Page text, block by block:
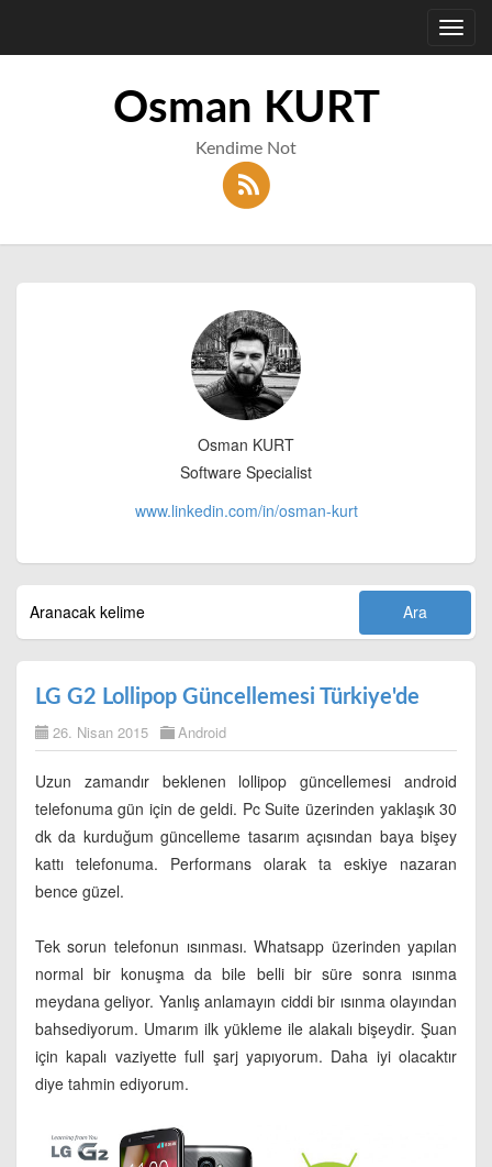
Osman KURT
Kendime Not
Osman KURT
Software Specialist
www.linkedin.com/in/osman-kurt
LG G2 Lollipop Güncellemesi Türkiye'de
26. Nisan 2015 Android
Uzun zamandır beklenen lollipop güncellemesi android
telefonuma gün için de geldi. Pc Suite üzerinden yaklaşık 30
dk da kurduğum güncelleme tasarım açısından baya bişey
kattı telefonuma. Performans olarak ta eskiye nazaran
bence güzel.
Tek sorun telefonun ısınması. Whatsapp üzerinden yapılan
normal bir konuşma da bile belli bir süre sonra ısınma
meydana geliyor. Yanlış anlamayın ciddi bir ısınma olayından
bahsediyorum. Umarım ilk yükleme ile alakalı bişeydir. Şuan
için kapalı vaziyette full şarj yapıyorum. Daha iyi olacaktır
diye tahmin ediyorum.